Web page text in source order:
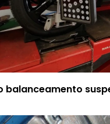
balanceamento